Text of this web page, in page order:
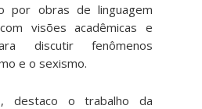
por obras de linguagem
visões acadêmicas e
discutir fenômenos
e o sexismo.
destaco o trabalho da